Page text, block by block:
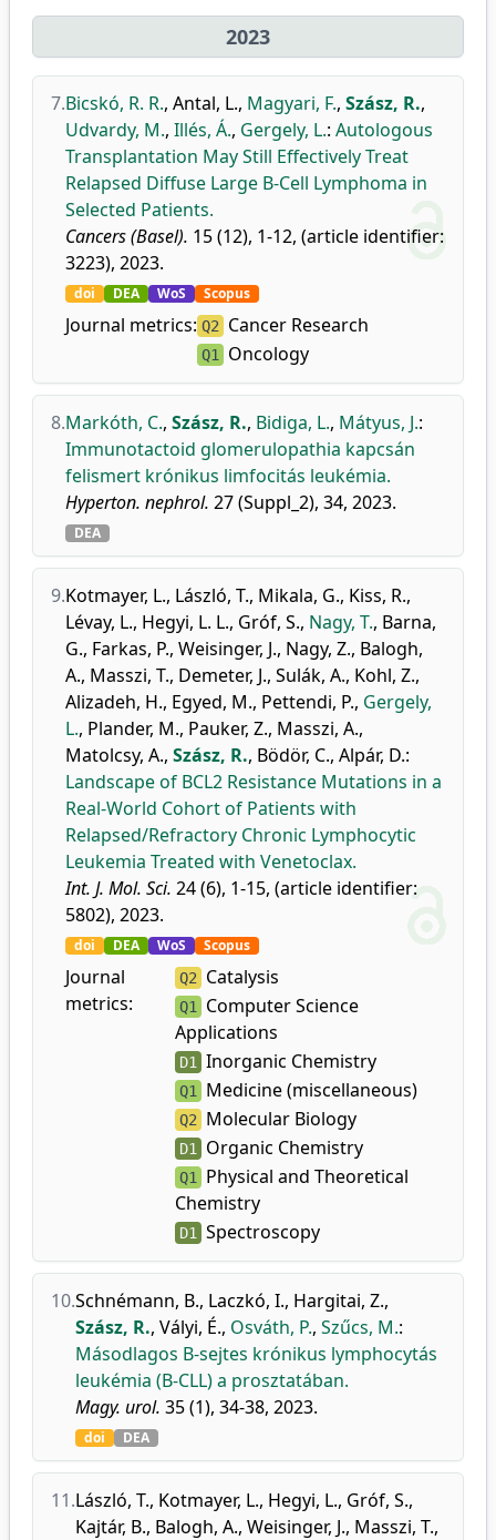
2023
7.Bicskó, R. R., Antal, L., Magyari, F., Szász, R.,
Udvardy, M., Illés, Á., Gergely, L.: Autologous
Transplantation May Still Effectively Treat
Relapsed Diffuse Large B-Cell Lymphoma in
Selected Patients.
Cancers (Basel). 15 (12), 1-12, (article identifier:
3223), 2023.
doi DEA WoS Scopus
Journal metrics: Q2 Cancer Research
Q1 Oncology
8.Markóth, C., Szász, R., Bidiga, L., Mátyus, J.:
Immunotactoid glomerulopathia kapcsán
felismert krónikus limfocitás leukémia.
Hyperton. nephrol. 27 (Suppl_2), 34, 2023.
DEA
9.Kotmayer, L., László, T., Mikala, G., Kiss, R.,
Lévay, L., Hegyi, L. L., Gróf, S., Nagy, T., Barna,
G., Farkas, P., Weisinger, J., Nagy, Z., Balogh,
A., Masszi, T., Demeter, J., Sulák, A., Kohl, Z.,
Alizadeh, H., Egyed, M., Pettendi, P., Gergely,
L., Plander, M., Pauker, Z., Masszi, A.,
Matolcsy, A., Szász, R., Bödör, C., Alpár, D.:
Landscape of BCL2 Resistance Mutations in a
Real-World Cohort of Patients with
Relapsed/Refractory Chronic Lymphocytic
Leukemia Treated with Venetoclax.
Int. J. Mol. Sci. 24 (6), 1-15, (article identifier:
5802), 2023.
doi DEA WoS Scopus
Journal
metrics:
Q2 Catalysis
Q1
Computer Science
Applications
D1 Inorganic Chemistry
Q1 Medicine (miscellaneous)
Q2 Molecular Biology
D1 Organic Chemistry
Q1
Physical and Theoretical
Chemistry
D1 Spectroscopy
10.Schnémann, B., Laczkó, I., Hargitai, Z.,
Szász, R., Vályi, É., Osváth, P., Szűcs, M.:
Másodlagos B-sejtes krónikus lymphocytás
leukémia (B-CLL) a prosztatában.
Magy. urol. 35 (1), 34-38, 2023.
doi DEA
11.László, T., Kotmayer, L., Hegyi, L., Gróf, S.,
Kajtár, B., Balogh, A., Weisinger, J., Masszi, T.,